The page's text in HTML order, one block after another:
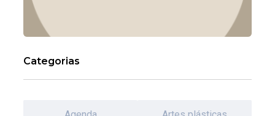
Categorias